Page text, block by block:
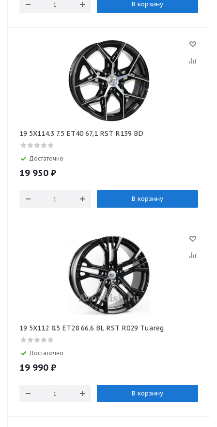
В корзину
19 5X114.3 7.5 ET40 67,1 RST R139 BD
Достаточно
19 950 ₽
В корзину
19 5X112 8.5 ЕТ28 66.6 BL RST R029 Tuareg
Достаточно
19 990 ₽
В корзину